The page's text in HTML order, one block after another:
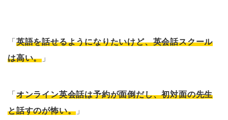
「 英語を話せるようになりたいけど、英会話スクール
は高い。 」
「 オンライン英会話は予約が面倒だし、初対面の先生
と話すのが怖い。 」